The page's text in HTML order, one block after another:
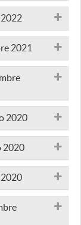
2021
2020
2020